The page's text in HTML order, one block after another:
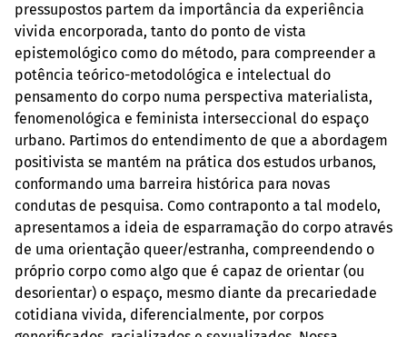
pressupostos partem da importância da experiência
vivida encorporada, tanto do ponto de vista
epistemológico como do método, para compreender a
potência teórico-metodológica e intelectual do
pensamento do corpo numa perspectiva materialista,
fenomenológica e feminista interseccional do espaço
urbano. Partimos do entendimento de que a abordagem
positivista se mantém na prática dos estudos urbanos,
conformando uma barreira histórica para novas
condutas de pesquisa. Como contraponto a tal modelo,
apresentamos a ideia de esparramação do corpo através
de uma orientação queer/estranha, compreendendo o
próprio corpo como algo que é capaz de orientar (ou
desorientar) o espaço, mesmo diante da precariedade
cotidiana vivida, diferencialmente, por corpos